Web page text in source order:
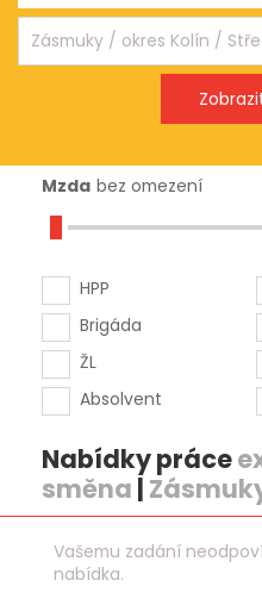
Mzda bez omezení
HPP
Brigáda
ŽL
Absolvent
Nabídky práce
směna |
Vašemu zadání
nabídka.